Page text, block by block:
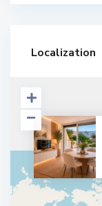
Localization